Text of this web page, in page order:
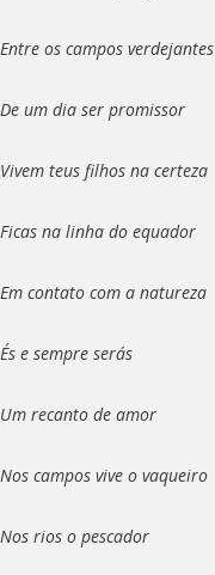
Entre os campos verdejantes
De um dia ser promissor
Vivem teus filhos na certeza
Ficas na linha do equador
Em contato com a natureza
És e sempre serás
Um recanto de amor
Nos campos vive o vaqueiro
Nos rios o pescador